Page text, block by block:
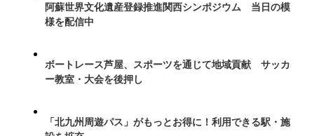
阿蘇世界文化遺産登録推進関西シンポジウム 当日の模
様を配信中
ボートレース芦屋、スポーツを通じて地域貢献 サッカ
ー教室・大会を後押し
「北九州周遊パス」がもっとお得に！利用できる駅・施